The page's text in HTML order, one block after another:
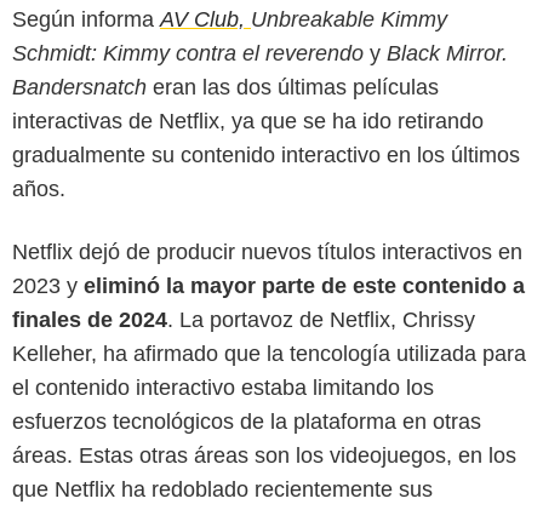
Según informa AV Club, Unbreakable Kimmy
Schmidt: Kimmy contra el reverendo y Black Mirror.
Bandersnatch eran las dos últimas películas
interactivas de Netflix, ya que se ha ido retirando
gradualmente su contenido interactivo en los últimos
años.
Netflix dejó de producir nuevos títulos interactivos en
2023 y eliminó la mayor parte de este contenido a
finales de 2024. La portavoz de Netflix, Chrissy
Kelleher, ha afirmado que la tencología utilizada para
el contenido interactivo estaba limitando los
esfuerzos tecnológicos de la plataforma en otras
áreas. Estas otras áreas son los videojuegos, en los
que Netflix ha redoblado recientemente sus